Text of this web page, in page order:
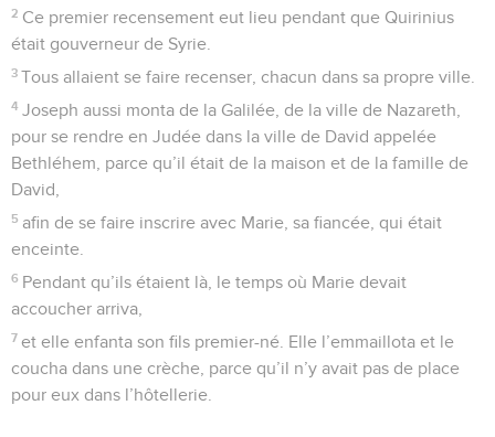
2 Ce premier recensement eut lieu pendant que Quirinius
était gouverneur de Syrie.
3 Tous allaient se faire recenser, chacun dans sa propre ville.
4 Joseph aussi monta de la Galilée, de la ville de Nazareth,
pour se rendre en Judée dans la ville de David appelée
Bethléhem, parce qu’il était de la maison et de la famille de
David,
5 afin de se faire inscrire avec Marie, sa fiancée, qui était
enceinte.
6 Pendant qu’ils étaient là, le temps où Marie devait
accoucher arriva,
7 et elle enfanta son fils premier-né. Elle l’emmaillota et le
coucha dans une crèche, parce qu’il n’y avait pas de place
pour eux dans l’hôtellerie.